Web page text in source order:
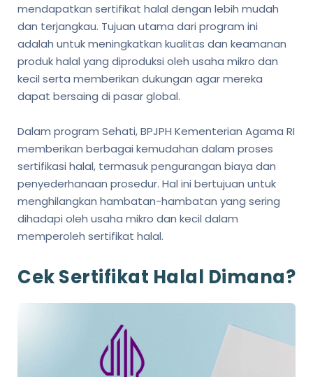
mendapatkan sertifikat halal dengan lebih mudah
dan terjangkau. Tujuan utama dari program ini
adalah untuk meningkatkan kualitas dan keamanan
produk halal yang diproduksi oleh usaha mikro dan
kecil serta memberikan dukungan agar mereka
dapat bersaing di pasar global.
Dalam program Sehati, BPJPH Kementerian Agama RI
memberikan berbagai kemudahan dalam proses
sertifikasi halal, termasuk pengurangan biaya dan
penyederhanaan prosedur. Hal ini bertujuan untuk
menghilangkan hambatan-hambatan yang sering
dihadapi oleh usaha mikro dan kecil dalam
memperoleh sertifikat halal.
Cek Sertifikat Halal Dimana?